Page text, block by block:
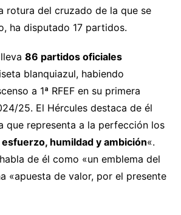
rotura del cruzado de la que se
ha disputado 17 partidos.
86 partidos oficiales
blanquiazul, habiendo
a 1ª RFEF en su primera
25. El Hércules destaca de él
que representa a la perfección los
esfuerzo, humildad y ambición«.
de él como «un emblema del
«apuesta de valor, por el presente